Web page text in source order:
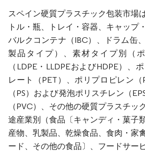
スペイン硬質プラスチック包装市場
トル・瓶、トレイ・容器、キャップ
バルクコンテナ（IBC）、ドラム缶
製品タイプ）、素材タイプ別（ポ
（LDPE・LLDPEおよびHDPE）、
レート（PET）、ポリプロピレン
（PS）および発泡ポリスチレン（
（PVC）、その他の硬質プラスチッ
途産業別（食品〔キャンディ・菓子
産物、乳製品、乾燥食品、食肉・家
ード、その他の食品〕、フードサー